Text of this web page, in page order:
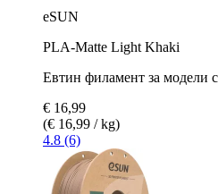
eSUN
PLA-Matte Light Khaki
Евтин филамент за модели
€ 16,99
(€ 16,99 / kg)
4.8 (6)